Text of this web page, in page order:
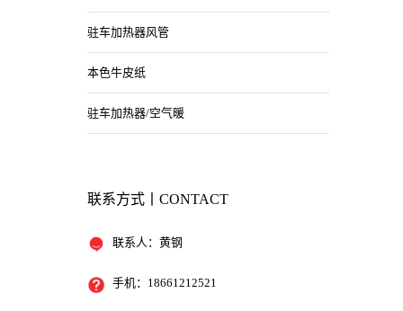
驻车加热器风管
本色牛皮纸
驻车加热器/空气暖
联系方式丨CONTACT
联系人：黄钢
手机：18661212521